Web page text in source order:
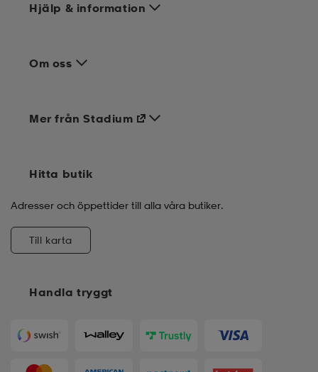
Hjälp & information
Om oss
Handla tryggt
Mer från Stadium
Hitta butik
Adresser och öppettider till alla våra butiker.
Till karta